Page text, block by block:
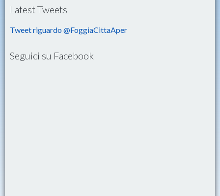
Latest Tweets
Tweet riguardo @FoggiaCittaAper
Seguici su Facebook